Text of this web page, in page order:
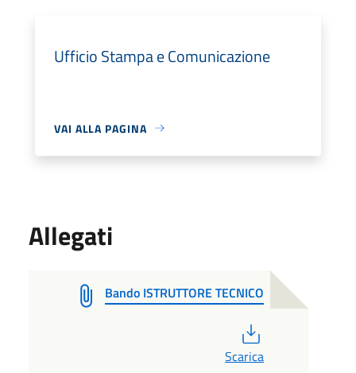
Ufficio Stampa e Comunicazione
VAI ALLA PAGINA
Allegati
Bando ISTRUTTORE TECNICO
Scarica